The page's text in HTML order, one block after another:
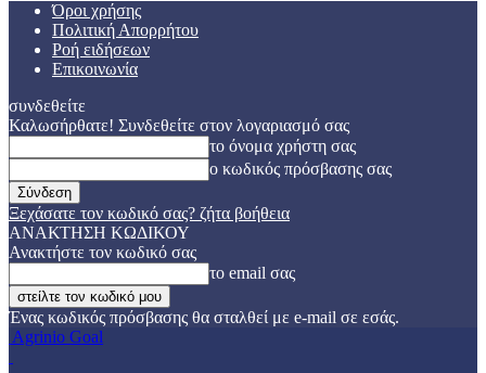
Όροι χρήσης
Πολιτική Απορρήτου
Ροή ειδήσεων
Επικοινωνία
συνδεθείτε
Καλωσήρθατε! Συνδεθείτε στον λογαριασμό σας
το όνομα χρήστη σας
ο κωδικός πρόσβασης σας
Ξεχάσατε τον κωδικό σας? ζήτα βοήθεια
ΑΝΑΚΤΗΣΗ ΚΩΔΙΚΟΥ
Ανακτήστε τον κωδικό σας
το email σας
Ένας κωδικός πρόσβασης θα σταλθεί με e-mail σε εσάς.
Agrinio Goal